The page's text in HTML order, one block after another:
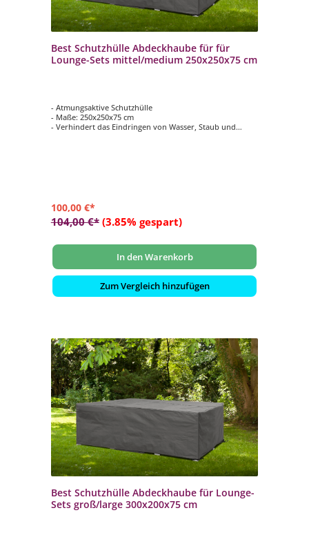
Best Schutzhülle Abdeckhaube für für
Lounge-Sets mittel/medium 250x250x75 cm
- Atmungsaktive Schutzhülle
- Maße: 250x250x75 cm
- Verhindert das Eindringen von Wasser, Staub und
100,00 €*
104,00 €* (3.85% gespart)
In den Warenkorb
Zum Vergleich hinzufügen
Best Schutzhülle Abdeckhaube für Lounge-
Sets groß/large 300x200x75 cm